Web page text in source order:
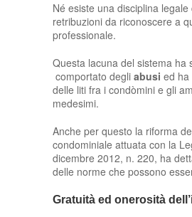
Né esiste una disciplina
retribuzioni da riconoscere a
professionale.
Questa lacuna del sistema ha
comportato degli abusi ed ha
delle liti fra i condòmini e gli
medesimi.
Anche per questo la riforma
condominiale attuata con la
dicembre 2012, n. 220, ha
delle norme che possono
Gratuità ed onerosità